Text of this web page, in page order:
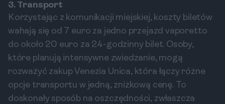
3. Transport
Korzystając z komunikacji miejskiej, koszty biletów
wahają się od 7 euro za jedno przejazd vaporetto
do około 20 euro za 24-godzinny bilet. Osoby,
które planują intensywne zwiedzanie, mogą
rozważyć zakup Venezia Unica, która łączy różne
opcje transportu w jedną, zniżkową cenę. To
doskonały sposób na oszczędności, zwłaszcza